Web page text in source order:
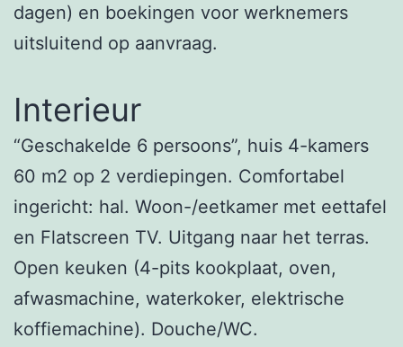
dagen) en boekingen voor werknemers
uitsluitend op aanvraag.
Interieur
“Geschakelde 6 persoons”, huis 4-kamers
60 m2 op 2 verdiepingen. Comfortabel
ingericht: hal. Woon-/eetkamer met eettafel
en Flatscreen TV. Uitgang naar het terras.
Open keuken (4-pits kookplaat, oven,
afwasmachine, waterkoker, elektrische
koffiemachine). Douche/WC.